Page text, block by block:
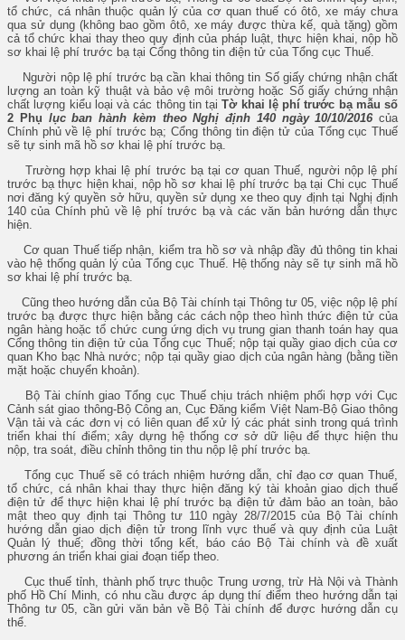
tổ chức, cá nhân thuộc quản lý của cơ quan thuế có ôtô, xe máy chưa
qua sử dụng (không bao gồm ôtô, xe máy được thừa kế, quà tặng) gồm
cả tổ chức khai thay theo quy định của pháp luật, thực hiện khai, nộp hồ
sơ khai lệ phí trước bạ tại Cổng thông tin điện tử của Tổng cục Thuế.
Người nộp lệ phí trước bạ cần khai thông tin Số giấy chứng nhận chất
lượng an toàn kỹ thuật và bảo vệ môi trường hoặc Số giấy chứng nhận
chất lượng kiểu loại và các thông tin tạiTờ khai lệ phí trước bạ mẫu số
2 Phụ lục ban hành kèm theo Nghị định 140 ngày 10/10/2016 của
Chính phủ về lệ phí trước bạ; Cổng thông tin điện tử của Tổng cục Thuế
sẽ tự sinh mã hồ sơ khai lệ phí trước bạ.
Trường hợp khai lệ phí trước bạ tại cơ quan Thuế, người nộp lệ phí
trước bạ thực hiện khai, nộp hồ sơ khai lệ phí trước bạ tại Chi cục Thuế
nơi đăng ký quyền sở hữu, quyền sử dụng xe theo quy định tại Nghị định
140 của Chính phủ về lệ phí trước bạ và các văn bản hướng dẫn thực
hiện.
Cơ quan Thuế tiếp nhận, kiểm tra hồ sơ và nhập đầy đủ thông tin khai
vào hệ thống quản lý của Tổng cục Thuế. Hệ thống này sẽ tự sinh mã hồ
sơ khai lệ phí trước bạ.
Cũng theo hướng dẫn của Bộ Tài chính tại Thông tư 05, việc nộp lệ phí
trước bạ được thực hiện bằng các cách nộp theo hình thức điện tử của
ngân hàng hoặc tổ chức cung ứng dịch vụ trung gian thanh toán hay qua
Cổng thông tin điện tử của Tổng cục Thuế; nộp tại quầy giao dịch của cơ
quan Kho bạc Nhà nước; nộp tại quầy giao dịch của ngân hàng (bằng tiền
mặt hoặc chuyển khoản).
Bộ Tài chính giao Tổng cục Thuế chịu trách nhiệm phối hợp với Cục
Cảnh sát giao thông-Bộ Công an, Cục Đăng kiểm Việt Nam-Bộ Giao thông
Vận tải và các đơn vị có liên quan để xử lý các phát sinh trong quá trình
triển khai thí điểm; xây dựng hệ thống cơ sở dữ liệu để thực hiện thu
nộp, tra soát, điều chỉnh thông tin thu nộp lệ phí trước bạ.
Tổng cục Thuế sẽ có trách nhiệm hướng dẫn, chỉ đạo cơ quan Thuế,
tổ chức, cá nhân khai thay thực hiện đăng ký tài khoản giao dịch thuế
điện tử để thực hiện khai lệ phí trước bạ điện tử đảm bảo an toàn, bảo
mật theo quy định tại Thông tư 110 ngày 28/7/2015 của Bộ Tài chính
hướng dẫn giao dịch điện tử trong lĩnh vực thuế và quy định của Luật
Quản lý thuế; đồng thời tổng kết, báo cáo Bộ Tài chính và đề xuất
phương án triển khai giai đoạn tiếp theo.
Cục thuế tỉnh, thành phố trực thuộc Trung ương, trừ Hà Nội và Thành
phố Hồ Chí Minh, có nhu cầu được áp dụng thí điểm theo hướng dẫn tại
Thông tư 05, cần gửi văn bản về Bộ Tài chính để được hướng dẫn cụ
thể.